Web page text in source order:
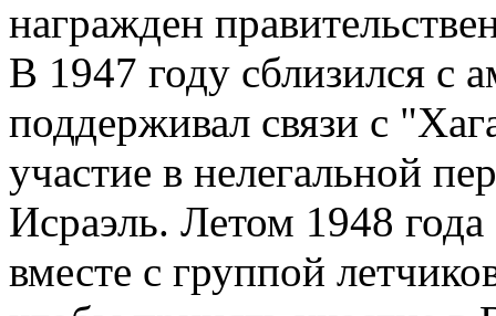
награжден
В 1947 году сблизился с
поддерживал связи с
участие в нелегальной
Исраэль. Летом 1948
вместе с группой